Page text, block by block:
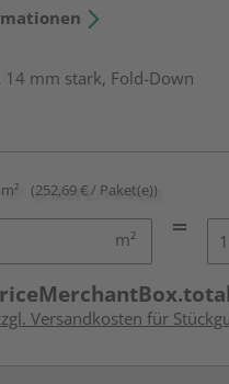
14 mm stark, Fold-Down
(252,69 € / Paket(e))
m²
Versandkosten für